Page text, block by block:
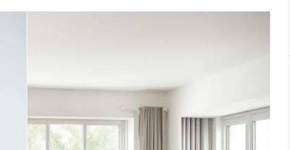
weryfikacja dokumentów, stanu prawnego i kondycji finansowej